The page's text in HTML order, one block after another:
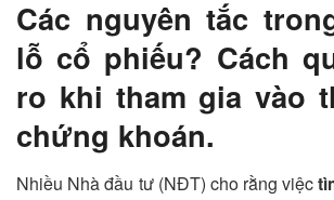
Các nguyên tắc
lỗ cổ phiếu? Cách
ro khi tham gia vào
chứng khoán.
Nhiều Nhà đầu tư (NĐT) cho rằng việc